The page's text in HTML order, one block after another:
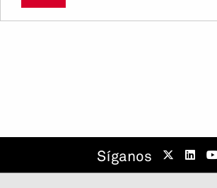
Síganos